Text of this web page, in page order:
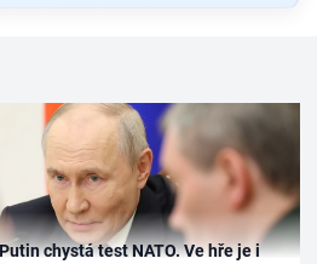
chystá test NATO. Ve hře je i